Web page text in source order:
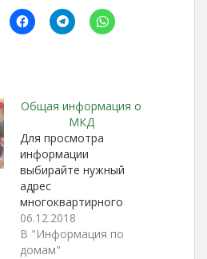
Общая информация о
МКД
Для просмотра
информации
выбирайте нужный
адрес
многоквартирного
дома: пр. Авиаторов,
дом 31 пр. Авиаторов,
дом 67 пр. Авиаторов,
06.12.2018
В "Информация по
домам"